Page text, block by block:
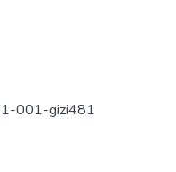
001-gizi481